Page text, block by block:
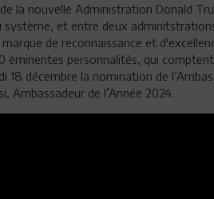
la nouvelle Administration Donald
système, et entre deux
de reconnaissance et
éminentes personnalités, qui
décembre la nomination de
Ambassadeur de l’Année 2024.